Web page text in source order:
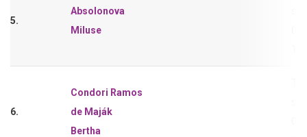
5.
Absolonova
Miluse
6.
Condori Ramos
de Maják
Bertha